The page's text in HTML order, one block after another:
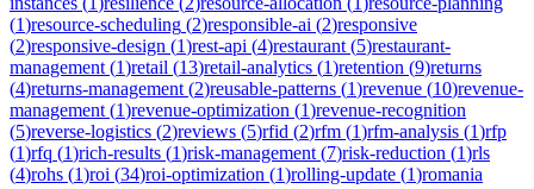
(1)resource-scheduling (2)responsible-ai (2)responsive
(2)responsive-design (1)rest-api (4)restaurant (5)restaurant-
management (1)retail (13)retail-analytics (1)retention (9)returns
(4)returns-management (2)reusable-patterns (1)revenue (10)revenue-
management (1)revenue-optimization (1)revenue-recognition
(5)reverse-logistics (2)reviews (5)rfid (2)rfm (1)rfm-analysis (1)rfp
(1)rfq (1)rich-results (1)risk-management (7)risk-reduction (1)rls
(4)rohs (1)roi (34)roi-optimization (1)rolling-update (1)romania